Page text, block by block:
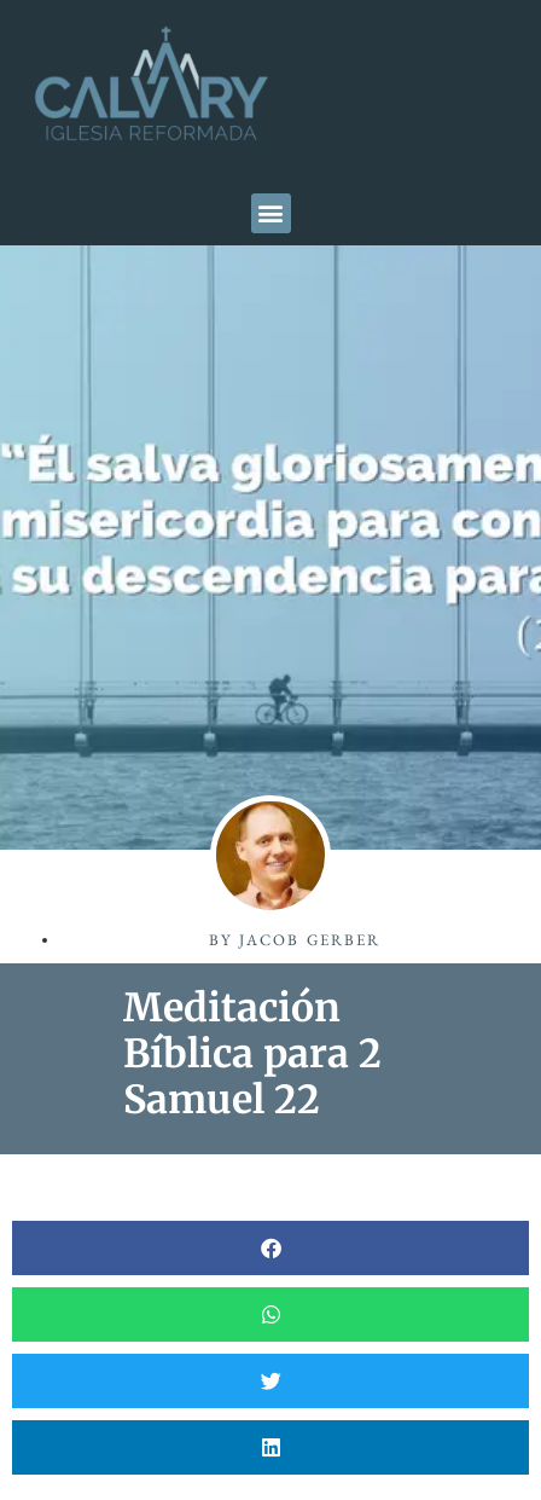
BY JACOB GERBER
Meditación
Bíblica para 2
Samuel 22